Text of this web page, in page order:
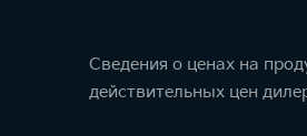
Сведения о ценах на
действительных цен